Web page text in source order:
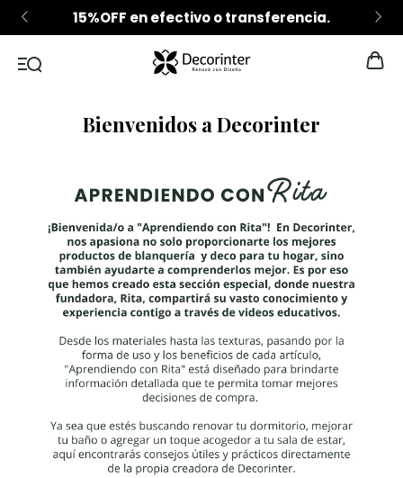
15%OFF en efectivo o transferencia.
Bienvenidos a Decorinter